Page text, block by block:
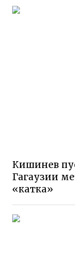
Кишинев
Гагаузии
«катка»